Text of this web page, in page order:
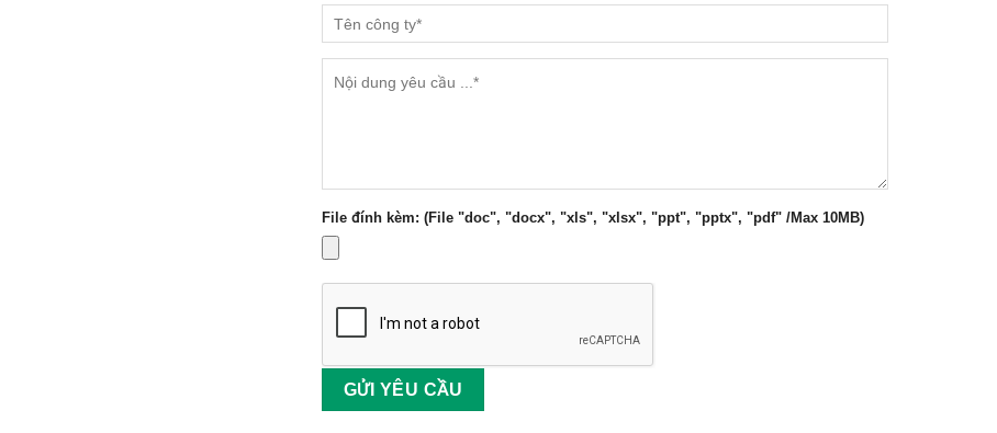
File đính kèm: (File "doc", "docx", "xls", "xlsx", "ppt", "pptx", "pdf" /Max 10MB)